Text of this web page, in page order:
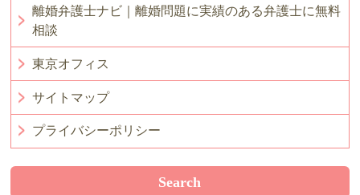
離婚弁護士ナビ｜離婚問題に実績のある弁護士に無料
相談
東京オフィス
サイトマップ
プライバシーポリシー
Search